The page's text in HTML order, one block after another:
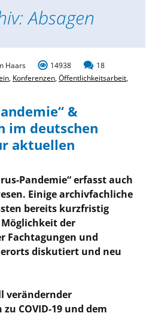
Absagen
Haars 14938
18
, Konferenzen,Öffentlichkeitsarbeit,
&
im deutschen
aktuellen
Pandemie“ erfasst auch
Einige archivfachliche
bereits kurzfristig
der
Fachtagungen und
diskutiert und neu
verändernder
COVID-19 und dem